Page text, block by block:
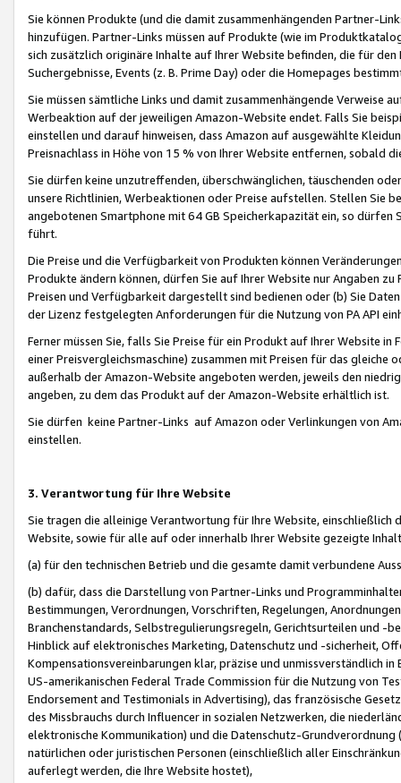
Sie können Produkte (und die damit zusammenhängenden Partner-
hinzufügen. Partner-Links müssen auf Produkte (wie im
sich zusätzlich originäre Inhalte auf Ihrer Website befinden, die für
Suchergebnisse, Events (z. B. Prime Day) oder die Homepages
Sie müssen sämtliche Links und damit zusammenhängende
Werbeaktion auf der jeweiligen Amazon-Website endet. Falls Sie
einstellen und darauf hinweisen, dass Amazon auf ausgewählte
Preisnachlass in Höhe von 15 % von Ihrer Website entfernen, sobald
Sie dürfen keine unzutreffenden, überschwänglichen, täuschenden
unsere Richtlinien, Werbeaktionen oder Preise aufstellen. Stellen Sie
angebotenen Smartphone mit 64 GB Speicherkapazität ein, so dürfen
führt.
Die Preise und die Verfügbarkeit von Produkten können
Produkte ändern können, dürfen Sie auf Ihrer Website nur Angaben
Preisen und Verfügbarkeit dargestellt sind bedienen oder (b) Sie
der Lizenz festgelegten Anforderungen für die Nutzung von PA API
Ferner müssen Sie, falls Sie Preise für ein Produkt auf Ihrer Website
einer Preisvergleichsmaschine) zusammen mit Preisen für das
außerhalb der Amazon-Website angeboten werden, jeweils den
angeben, zu dem das Produkt auf der Amazon-Website erhältlich ist.
Sie dürfen keine Partner-Links auf Amazon oder Verlinkungen von
einstellen.
3. Verantwortung für Ihre Website
Sie tragen die alleinige Verantwortung für Ihre Website,
Website, sowie für alle auf oder innerhalb Ihrer Website gezeigte
(a) für den technischen Betrieb und die gesamte damit verbundene
(b) dafür, dass die Darstellung von Partner-Links und
Bestimmungen, Verordnungen, Vorschriften, Regelungen,
Branchenstandards, Selbstregulierungsregeln, Gerichtsurteilen und -
Hinblick auf elektronisches Marketing, Datenschutz und -sicherheit,
Kompensationsvereinbarungen klar, präzise und unmissverständlich
US-amerikanischen Federal Trade Commission für die Nutzung von
Endorsement and Testimonials in Advertising), das französische
des Missbrauchs durch Influencer in sozialen Netzwerken, die
elektronische Kommunikation) und die Datenschutz-
natürlichen oder juristischen Personen (einschließlich aller
auferlegt werden, die Ihre Website hostet),